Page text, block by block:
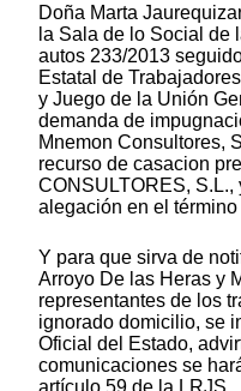
Doña Marta
la Sala de lo Social de
autos 233/2013
Estatal de
y Juego de la Unión
demanda de
Mnemon Consultores,
recurso de casacion
CONSULTORES, S.L.,
alegación en el
Y para que sirva de
Arroyo De las Heras y
representantes de los
ignorado domicilio, se
Oficial del Estado,
comunicaciones se
artículo 59 de la LRJS.